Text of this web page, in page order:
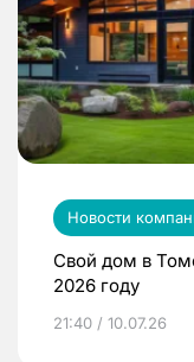
Новости
Свой дом в
2026 году
21:40 / 10.07.26